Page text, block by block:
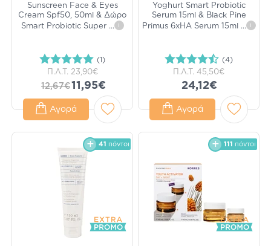
Sunscreen Face & Eyes
Cream Spf50, 50ml & Δώρο
Smart Probiotic Super ... i
(1)
Π.Λ.Τ. 23,90€
12,67€11,95€
Αγορά
Yoghurt Smart Probiotic
Serum 15ml & Black Pine
Primus 6xHA Serum 15ml
... i
(4)
Π.Λ.Τ. 45,50€
24,12€
Αγορά
41 πόντοι 111 πόντοι